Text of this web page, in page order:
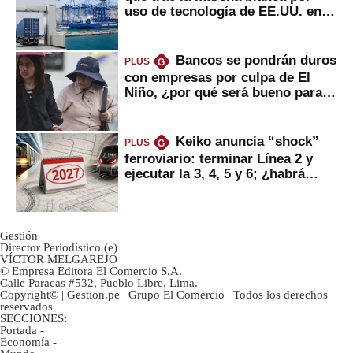
uso de tecnología de EE.UU. en
PLUS G
Bancos se pondrán duros
con empresas por culpa de El
Niño, ¿por qué será bueno para
PLUS G
Keiko anuncia “shock”
ferroviario: terminar Línea 2 y
ejecutar la 3, 4, 5 y 6; ¿habrá
Gestión
Director Periodístico (e)
VÍCTOR MELGAREJO
© Empresa Editora El Comercio S.A.
Calle Paracas #532, Pueblo Libre, Lima.
Copyright© | Gestion.pe | Grupo El Comercio | Todos los derechos
reservados
SECCIONES:
Portada -
Economía -